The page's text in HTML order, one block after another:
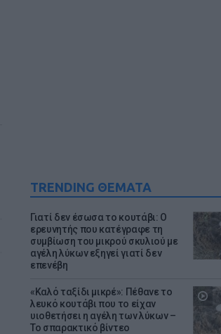
TRENDING ΘΕΜΑΤΑ
Γιατί δεν έσωσα το κουτάβι: Ο
ερευνητής που κατέγραφε τη
συμβίωση του μικρού σκυλιού με
αγέλη λύκων εξηγεί γιατί δεν
επενέβη
«Καλό ταξίδι μικρέ»: Πέθανε το
λευκό κουτάβι που το είχαν
υιοθετήσει η αγέλη των λύκων –
Το σπαρακτικό βίντεο